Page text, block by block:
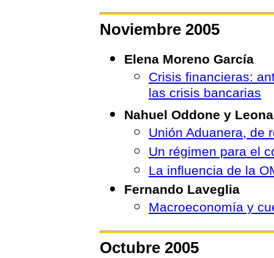
Noviembre 2005
Elena Moreno García
Crisis financieras:
las crisis bancarias
Nahuel Oddone y
Unión Aduanera, de
Un régimen para el
La influencia de la
Fernando Laveglia
Macroeconomía y
Octubre 2005